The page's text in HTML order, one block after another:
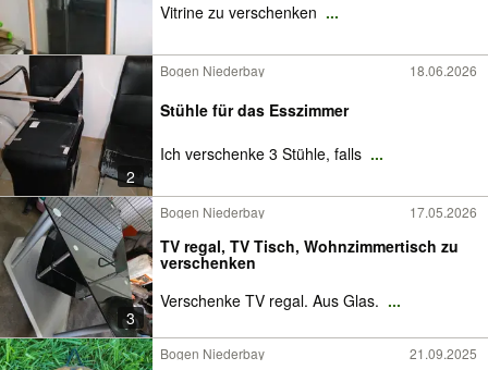
Vitrine zu verschenken ...
2
Bogen Niederbay 18.06.2026
Stühle für das Esszimmer
Ich verschenke 3 Stühle, falls ...
3
Bogen Niederbay 17.05.2026
TV regal, TV Tisch, Wohnzimmertisch zu
verschenken
Verschenke TV regal. Aus Glas. ...
Bogen Niederbay 21.09.2025